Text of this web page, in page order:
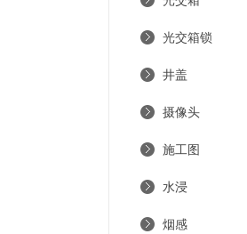
光交箱锁
井盖
摄像头
施工图
水浸
烟感